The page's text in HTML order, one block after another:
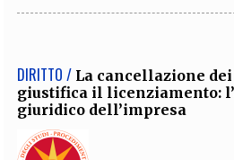
DIRITTO / La cancellazione
giustifica il licenziamento:
giuridico dell’impresa